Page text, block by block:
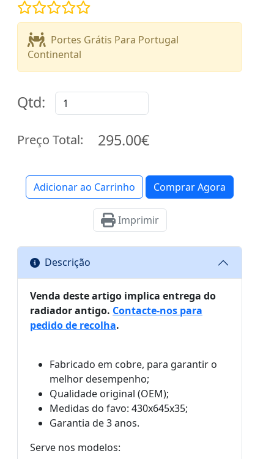
Portes Grátis Para Portugal
Continental
Qtd:
Preço Total: 295.00€
Adicionar ao Carrinho Comprar Agora
Imprimir
Descrição
Venda deste artigo implica entrega do
radiador antigo. Contacte-nos para
pedido de recolha.
Fabricado em cobre, para garantir o
melhor desempenho;
Qualidade original (OEM);
Medidas do favo: 430x645x35;
Garantia de 3 anos.
Serve nos modelos: